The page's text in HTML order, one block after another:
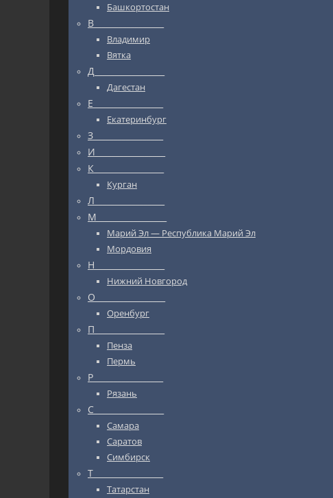
Башкортостан
В_________________
Владимир
Вятка
Д_________________
Дагестан
Е_________________
Екатеринбург
З_________________
И_________________
К_________________
Курган
Л_________________
М_________________
Марий Эл — Республика Марий Эл
Мордовия
Н_________________
Нижний Новгород
О_________________
Оренбург
П_________________
Пенза
Пермь
Р_________________
Рязань
С_________________
Самара
Саратов
Симбирск
Т_________________
Татарстан